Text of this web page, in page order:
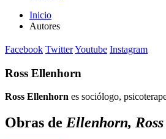
Inicio
Autores
Facebook TwitterYoutube Instagram
Ross Ellenhorn
Ross Ellenhorn es sociólogo,
Obras de Ellenhorn, Ross